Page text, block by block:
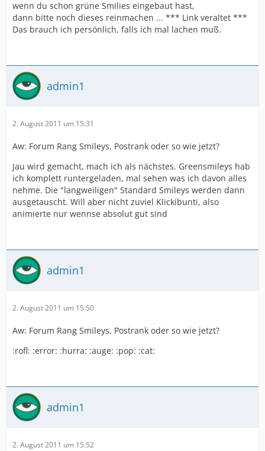
wenn du schon grüne Smilies eingebaut hast,
dann bitte noch dieses reinmachen ... *** Link veraltet ***
Das brauch ich persönlich, falls ich mal lachen muß.
admin1
2. August 2011 um 15:31
Aw: Forum Rang Smileys, Postrank oder so wie jetzt?
Jau wird gemacht, mach ich als nächstes. Greensmileys hab
ich komplett runtergeladen, mal sehen was ich davon alles
nehme. Die "langweiligen" Standard Smileys werden dann
ausgetauscht. Will aber nicht zuviel Klickibunti, also
animierte nur wennse absolut gut sind
admin1
2. August 2011 um 15:50
Aw: Forum Rang Smileys, Postrank oder so wie jetzt?
:rofl: :error: :hurra: :auge: :pop: :cat:
admin1
2. August 2011 um 15:52